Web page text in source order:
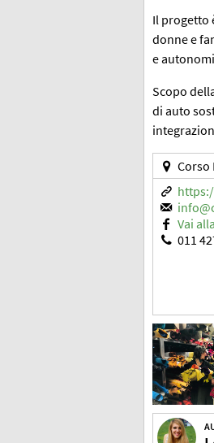
Il progetto
donne e
e
Scopo
di auto
Corso
Vai
011